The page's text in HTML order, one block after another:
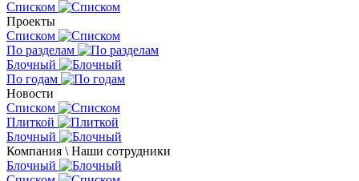
Списком
Проекты
Списком
По разделам
Блочный
По годам
Новости
Списком
Плиткой
Блочный
Компания \ Наши сотрудники
Блочный